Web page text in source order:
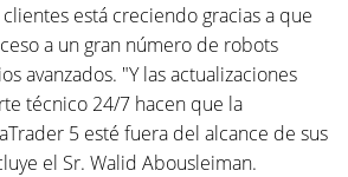
está creciendo gracias a que
a un gran número de robots
avanzados. "Y las actualizaciones
técnico 24/7 hacen que la
5 esté fuera del alcance de sus
el Sr. Walid Abousleiman.